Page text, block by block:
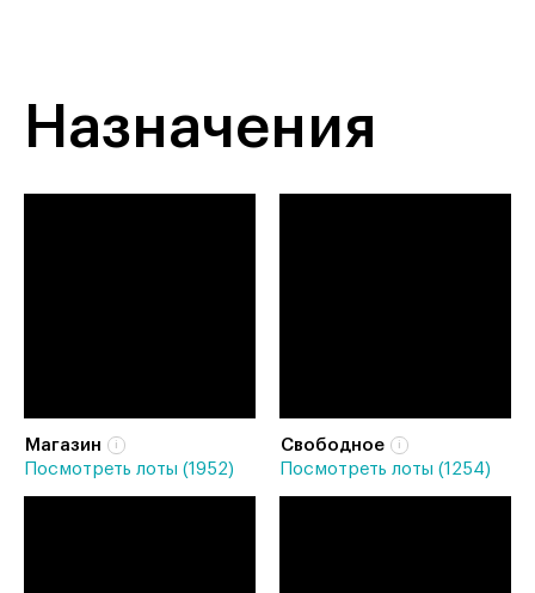
Назначения
Магазин
Посмотреть лоты (1952)
Свободное
Посмотреть лоты (1254)